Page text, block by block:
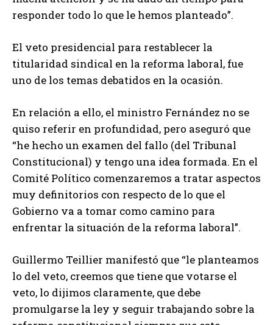
responder todo lo que le hemos planteado”.
El veto presidencial para restablecer la
titularidad sindical en la reforma laboral, fue
uno de los temas debatidos en la ocasión.
En relación a ello, el ministro Fernández no se
quiso referir en profundidad, pero aseguró que
“he hecho un examen del fallo (del Tribunal
Constitucional) y tengo una idea formada. En el
Comité Político comenzaremos a tratar aspectos
muy definitorios con respecto de lo que el
Gobierno va a tomar como camino para
enfrentar la situación de la reforma laboral”.
Guillermo Teillier manifestó que “le planteamos
lo del veto, creemos que tiene que votarse el
veto, lo dijimos claramente, que debe
promulgarse la ley y seguir trabajando sobre la